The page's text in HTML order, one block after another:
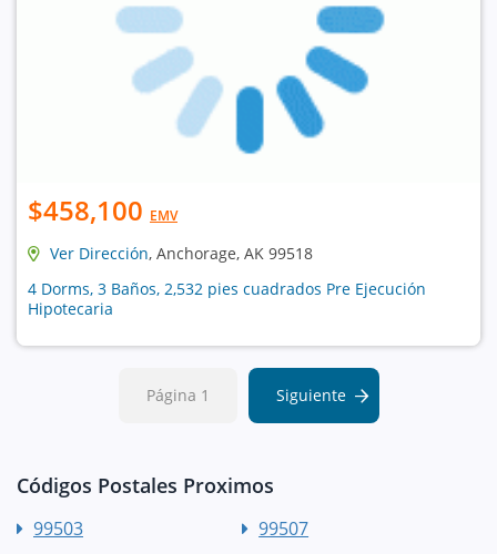
$458,100 EMV
Ver Dirección, Anchorage, AK 99518
4 Dorms, 3 Baños, 2,532 pies cuadrados Pre Ejecución
Hipotecaria
Página 1 Siguiente
Códigos Postales Proximos
99503 99507